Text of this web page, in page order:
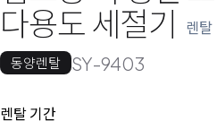
다용도 세절기
렌탈
동양렌탈 SY-9403
옵션 선택
렌탈 선택
렌탈 기간